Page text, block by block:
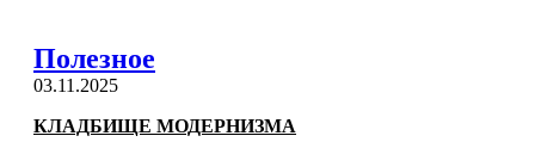
Полезное
03.11.2025
КЛАДБИЩЕ МОДЕРНИЗМА